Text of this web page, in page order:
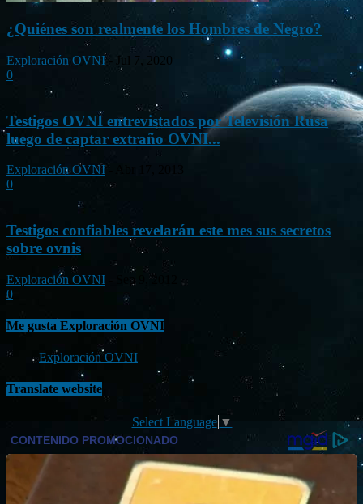
¿Quiénes son realmente los Hombres de Negro?
Exploración OVNI -
Jul 7, 2020
0
Testigos OVNI entrevistados por Televisión Rusa
luego de captar extraño OVNI...
Exploración OVNI
0
Testigos confiables revelarán este mes sus secretos
sobre ovnis
Exploración OVNI
Sep 9, 2012
0
Me gusta Exploración OVNI
Exploración OVNI
Translate website
Select Language ▼